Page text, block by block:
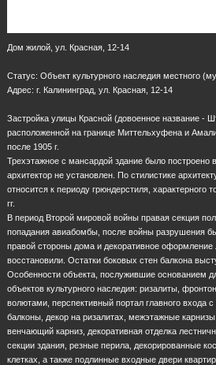
Дом жилой, ул. Красная, 12-14
Статус: Объект культурного наследия местного
Адрес: г. Калининград, ул. Красная, 12-14
Застройка улицы Красной (довоенное название -
расположенной на границе Миттельхуфена и
после 1905 г.
Трехэтажное с мансардой здание было построено в
архитектор не установлен. По стилистике
относится к периоду грюндерстиля, характерного
гг.
В период Второй мировой войны правая секция
попадания авиабомбы, после войны разрушения
правой стороны дома и декоративное оформление
восстановили. Остатки боковых стен балкона
Особенности объекта, послужившие основанием
объектов культурного наследия: ризалиты,
волютами, перспективный портал главного входа с
балконы, декор на ризалитах, межэтажные
венчающий карниз, декоративная отделка
секции здания, резные перила, декорированные
клетках, а также подлинные входные двери квартир